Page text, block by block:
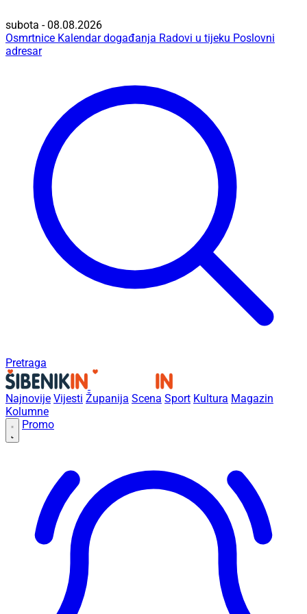
subota - 08.08.2026
Osmrtnice Kalendar događanja Radovi u tijeku Poslovni
adresar
Pretraga
Najnovije Vijesti Županija Scena Sport Kultura Magazin
Kolumne
Promo